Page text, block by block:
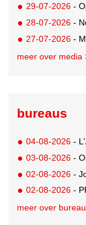
29-07-2026 -
28-07-2026 -
27-07-2026 -
meer over media
bureaus
04-08-2026 -
03-08-2026 -
02-08-2026 -
02-08-2026 -
meer over